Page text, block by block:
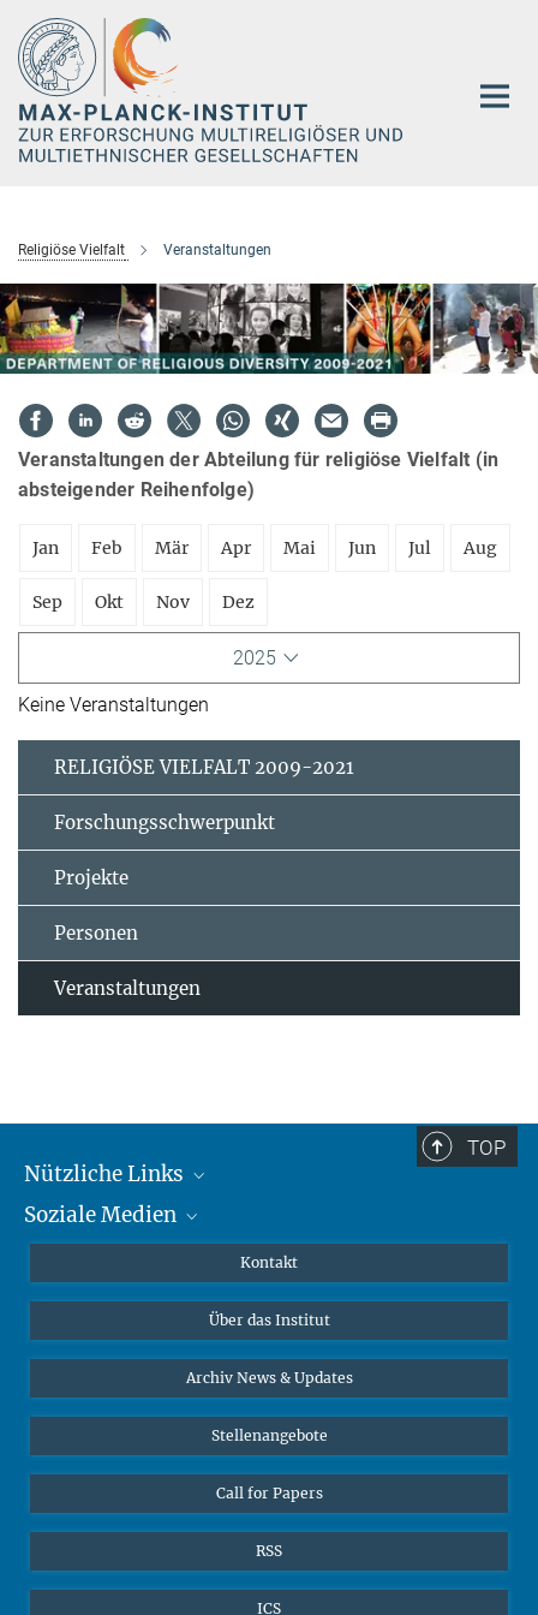
Hauptinhalt
Religiöse Vielfalt Veranstaltungen
Veranstaltungen der Abteilung für religiöse Vielfalt (in
absteigender Reihenfolge)
Jan Feb Mär Apr Mai Jun Jul Aug
Sep Okt Nov Dez
2025
Keine Veranstaltungen
RELIGIÖSE VIELFALT 2009-2021
Forschungsschwerpunkt
Projekte
Personen
Veranstaltungen
TOP
Nützliche Links
MMG Alumni Corner
Online-Vorträge
Interviews zum Thema "Diversity"
Soziale Medien
Bluesky
Kontakt
Über das Institut
Archiv News & Updates
Stellenangebote
Call for Papers
RSS
ICS